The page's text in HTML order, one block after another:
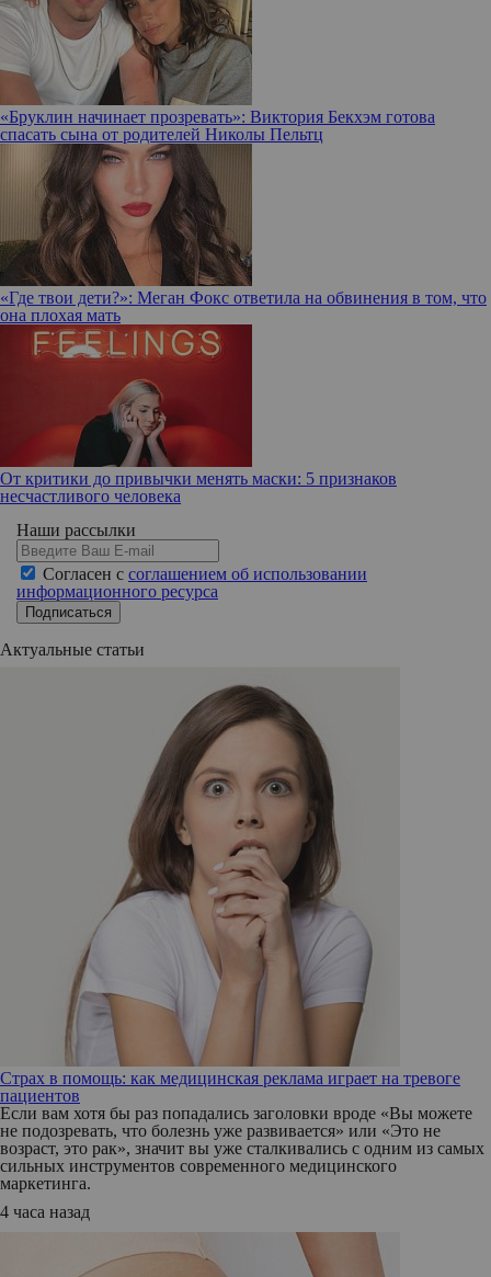
«Бруклин начинает прозревать»: Виктория Бекхэм готова
спасать сына от родителей Николы Пельтц
«Где твои дети?»: Меган Фокс ответила на обвинения в том, что
она плохая мать
От критики до привычки менять маски: 5 признаков
несчастливого человека
Наши рассылки
Согласен с соглашением об использовании
информационного ресурса
Подписаться
Актуальные статьи
Страх в помощь: как медицинская реклама играет на тревоге
пациентов
Если вам хотя бы раз попадались заголовки вроде «Вы можете
не подозревать, что болезнь уже развивается» или «Это не
возраст, это рак», значит вы уже сталкивались с одним из самых
сильных инструментов современного медицинского
маркетинга.
4 часа назад